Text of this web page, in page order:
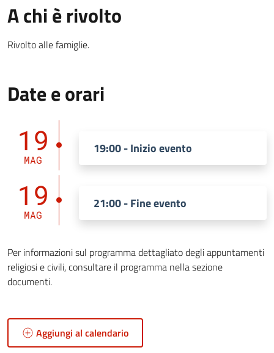
A chi è rivolto
Rivolto alle famiglie.
Date e orari
19
MAG
19:00 - Inizio evento
19
MAG
21:00 - Fine evento
Per informazioni sul programma dettagliato degli appuntamenti
religiosi e civili, consultare il programma nella sezione
documenti.
Aggiungi al calendario